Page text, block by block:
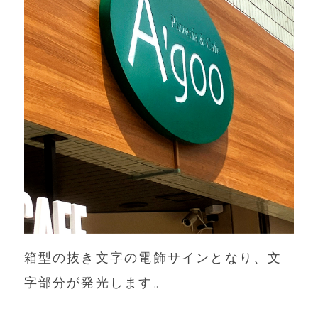
箱型の抜き文字の電飾サインとなり、文
字部分が発光します。